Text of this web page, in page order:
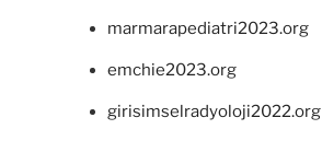
marmarapediatri2023.org
emchie2023.org
girisimselradyoloji2022.org